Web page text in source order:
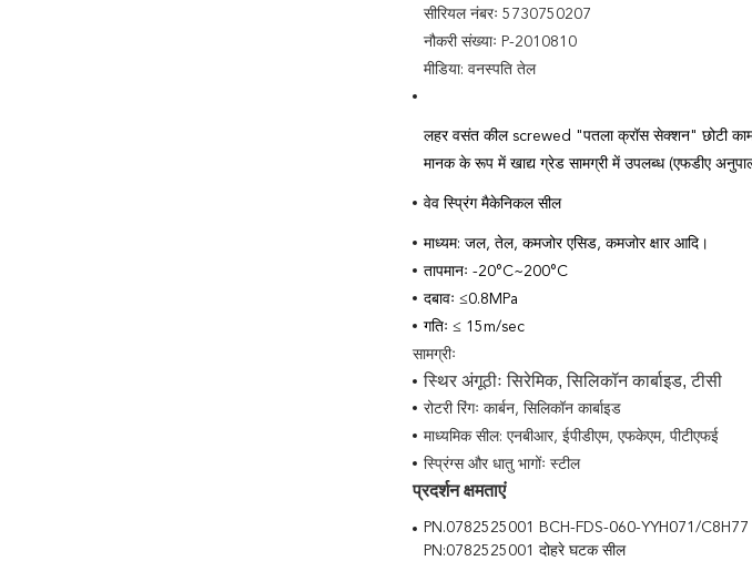
सीरियल नंबरः 5730750207
नौकरी संख्याः P-2010810
मीडिया: वनस्पति तेल
लहर वसंत कील screwed "पतला क्रॉस सेक्शन" छोटी काम
मानक के रूप में खाद्य ग्रेड सामग्री में उपलब्ध (एफडीए
वेव स्प्रिंग मैकेनिकल सील
माध्यम: जल, तेल, कमजोर एसिड, कमजोर क्षार आदि।
तापमानः -20°C~200°C
दबावः ≤0.8MPa
गतिः ≤ 15m/sec
सामग्रीः
स्थिर अंगूठीः सिरेमिक, सिलिकॉन कार्बाइड, टीसी
रोटरी रिंगः कार्बन, सिलिकॉन कार्बाइड
माध्यमिक सील: एनबीआर, ईपीडीएम, एफकेएम, पीटीएफई
स्प्रिंग्स और धातु भागोंः स्टील
प्रदर्शन क्षमताएं
PN.0782525001 BCH-FDS-060-YYH071/C8H77
PN:0782525001 दोहरे घटक सील